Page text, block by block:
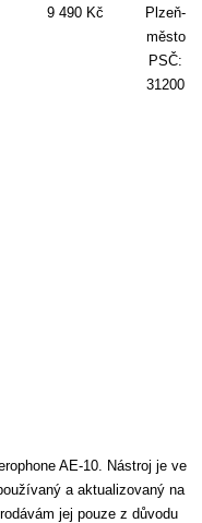
9 490 Kč
Plzeň-
město
PSČ:
31200
AE-10. Nástroj je ve
a aktualizovaný na
jej pouze z důvodu